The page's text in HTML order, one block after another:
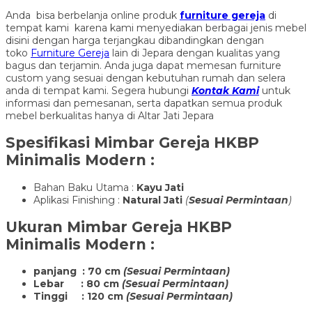
Anda bisa berbelanja online produk furniture gereja di
tempat kami karena kami menyediakan berbagai jenis mebel
disini dengan harga terjangkau dibandingkan dengan
toko Furniture Gereja lain di Jepara dengan kualitas yang
bagus dan terjamin. Anda juga dapat memesan furniture
custom yang sesuai dengan kebutuhan rumah dan selera
anda di tempat kami. Segera hubungi Kontak Kamiuntuk
informasi dan pemesanan, serta dapatkan semua produk
mebel berkualitas hanya di Altar Jati Jepara
Spesifikasi Mimbar Gereja HKBP
Minimalis Modern :
Bahan Baku Utama : Kayu Jati
Aplikasi Finishing : Natural Jati (Sesuai Permintaan)
Ukuran Mimbar Gereja HKBP
Minimalis Modern :
panjang : 70 cm (Sesuai Permintaan)
Lebar : 80 cm (Sesuai Permintaan)
Tinggi : 120 cm (Sesuai Permintaan)